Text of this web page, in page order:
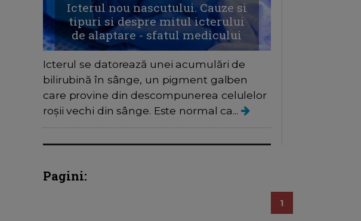
Icterul nou nascutului. Cauze si
tipuri si despre mitul icterului
de alaptare - sfatul medicului
Icterul se datorează unei acumulări de
bilirubină în sânge, un pigment galben
care provine din descompunerea celulelor
roșii vechi din sânge. Este normal ca...
Pagini:
1